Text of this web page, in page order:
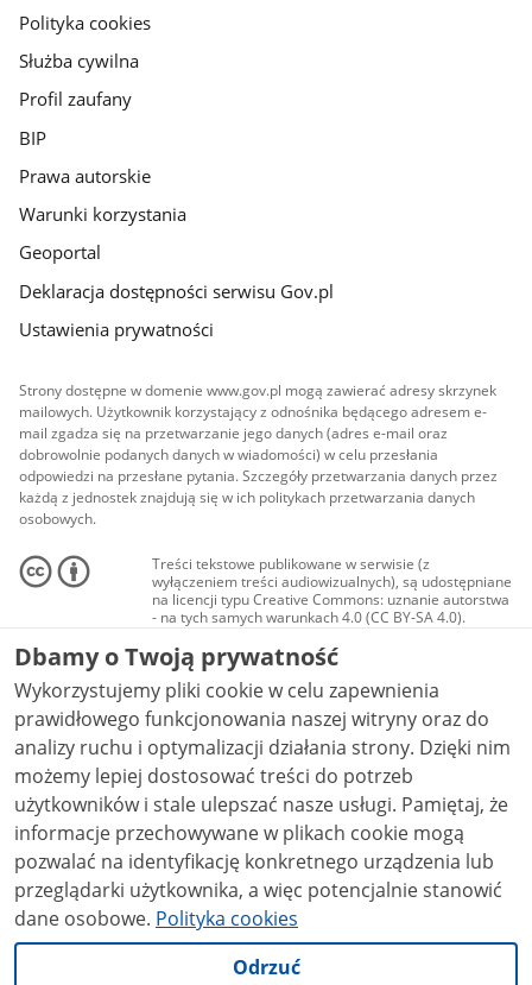
gov.pl
Polityka cookies
Służba cywilna
Profil zaufany
BIP
Prawa autorskie
Warunki korzystania
Geoportal
Deklaracja dostępności serwisu Gov.pl
Ustawienia prywatności
Strony dostępne w domenie www.gov.pl mogą zawierać adresy skrzynek
mailowych. Użytkownik korzystający z odnośnika będącego adresem e-
mail zgadza się na przetwarzanie jego danych (adres e-mail oraz
dobrowolnie podanych danych w wiadomości) w celu przesłania
odpowiedzi na przesłane pytania. Szczegóły przetwarzania danych przez
każdą z jednostek znajdują się w ich politykach przetwarzania danych
osobowych.
Treści tekstowe publikowane w serwisie (z
wyłączeniem treści audiowizualnych), są udostępniane
na licencji typu Creative Commons: uznanie autorstwa
- na tych samych warunkach 4.0 (CC BY-SA 4.0).
Materiały audiowizualne, w tym zdjęcia, materiały
audio i wideo, są udostępniane na licencji typu
Creative Commons: uznanie autorstwa użycie
niekomercyjne - bez utworów zależnych 4.0 (CC BY-
NC-ND 4.0), o ile nie jest to stwierdzone inaczej.
Dbamy o Twoją prywatność
Wykorzystujemy pliki cookie w celu zapewnienia
prawidłowego funkcjonowania naszej witryny oraz do
analizy ruchu i optymalizacji działania strony. Dzięki nim
możemy lepiej dostosować treści do potrzeb
użytkowników i stale ulepszać nasze usługi. Pamiętaj, że
informacje przechowywane w plikach cookie mogą
pozwalać na identyfikację konkretnego urządzenia lub
przeglądarki użytkownika, a więc potencjalnie stanowić
dane osobowe. Polityka cookies
Odrzuć